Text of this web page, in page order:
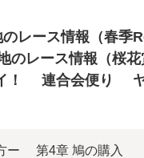
レース情報（春季
のレース情報（桜花
！ 連合会便り
ー 第4章 鳩の購入